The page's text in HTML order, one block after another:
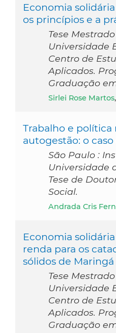
Economia
os princípios e a
Tese
Universidade
Centro de
Aplicados.
Graduação
Sirlei Rose Martos
Trabalho e
autogestão: o
São Paulo :
Universidade
Tese de
Social.
Andrada Cris
Economia
renda para os
sólidos de Maringá
Tese
Universidade
Centro de
Aplicados.
Graduação